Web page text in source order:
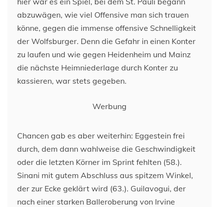
abzuwägen, wie viel Offensive man sich trauen
könne, gegen die immense offensive Schnelligkeit
der Wolfsburger. Denn die Gefahr in einen Konter
zu laufen und wie gegen Heidenheim und Mainz
die nächste Heimniederlage durch Konter zu
kassieren, war stets gegeben.
Werbung
Chancen gab es aber weiterhin: Eggestein frei
durch, dem dann wahlweise die Geschwindigkeit
oder die letzten Körner im Sprint fehlten (58.).
Sinani mit gutem Abschluss aus spitzem Winkel,
der zur Ecke geklärt wird (63.). Guilavogui, der
nach einer starken Balleroberung von Irvine